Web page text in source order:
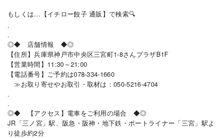
もしくは…【イチロー餃子 通販】で検索🔍
.
.
◎◆ 店舗情報 ◆◎
【住所】兵庫県神戸市中央区三宮町1-8さんプラザB1F
【営業時間】11:30～21:00
【電話番号】ご予約は078-334-1660
≫お取り寄せやお取引・取材は：050-5216-4704
.
.
◎◆ 【アクセス】電車をご利用の場合 ◆◎
JR 「三ノ宮」駅、阪急・阪神・地下鉄・ポートライナー「三宮」駅よ
り徒歩約2分